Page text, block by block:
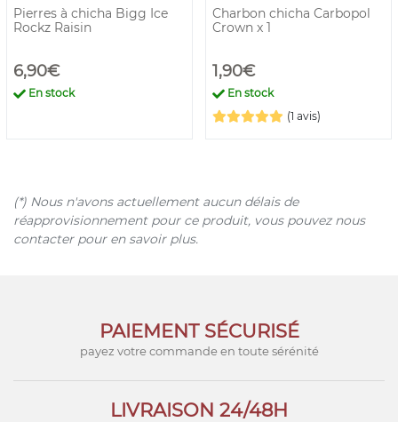
Pierres à chicha Bigg Ice
Rockz Raisin
6,90€
En stock
Charbon chicha Carbopol
Crown x 1
1,90€
En stock
(1 avis)
(*) Nous n'avons actuellement aucun délais de
réapprovisionnement pour ce produit, vous pouvez nous
contacter pour en savoir plus.
PAIEMENT SÉCURISÉ
payez votre commande en toute sérénité
LIVRAISON 24/48H